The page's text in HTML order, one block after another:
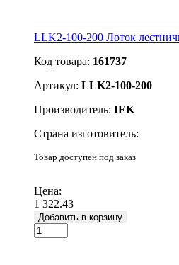
LLK2-100-200 Лоток
Код товара: 161737
Артикул: LLK2-100-200
Производитель: IEK
Страна изготовитель:
Товар доступен под заказ
Цена:
1 322.43
Добавить в корзину